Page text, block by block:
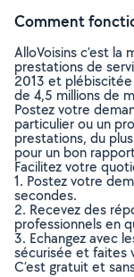
Comment
AlloVoisins c’est
prestations de
2013 et plébiscitée
de 4,5 millions de
Postez votre
particulier ou un
prestations, du
pour un bon
Facilitez votre
1. Postez votre
secondes.
2. Recevez des
professionnels en
3. Echangez avec
sécurisée et faites
C’est gratuit et